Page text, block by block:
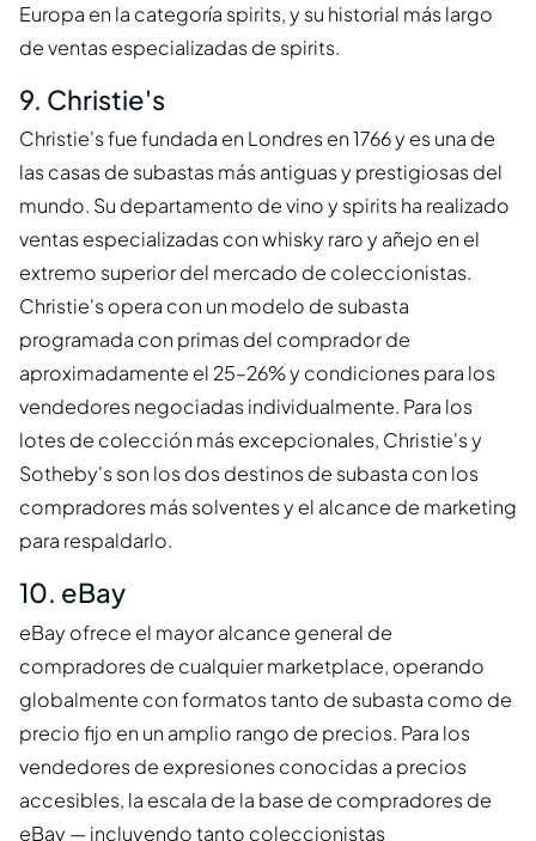
Europa en la categoría spirits, y su historial más largo
de ventas especializadas de spirits.
9. Christie's
Christie's fue fundada en Londres en 1766 y es una de
las casas de subastas más antiguas y prestigiosas del
mundo. Su departamento de vino y spirits ha realizado
ventas especializadas con whisky raro y añejo en el
extremo superior del mercado de coleccionistas.
Christie's opera con un modelo de subasta
programada con primas del comprador de
aproximadamente el 25–26% y condiciones para los
vendedores negociadas individualmente. Para los
lotes de colección más excepcionales, Christie's y
Sotheby's son los dos destinos de subasta con los
compradores más solventes y el alcance de marketing
para respaldarlo.
10. eBay
eBay ofrece el mayor alcance general de
compradores de cualquier marketplace, operando
globalmente con formatos tanto de subasta como de
precio fijo en un amplio rango de precios. Para los
vendedores de expresiones conocidas a precios
accesibles, la escala de la base de compradores de
eBay — incluyendo tanto coleccionistas